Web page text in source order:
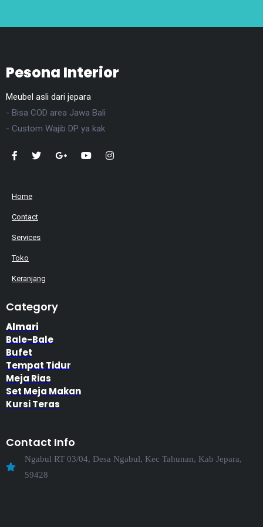
Pesona Interior
Meubel asli dari jepara
- Bisa COD area Jawa Bali
- Custom Wajib DP ya kak
Home
Contact
Services
Toko
Keranjang
Category
Almari
Bale-Bale
Bufet
Tempat Tidur
Meja Rias
Set Meja Makan
Kursi Teras
Contact Info
Ngabul RT 03/04, Desa Ngabul, Kec Tahunan, Kab Jepara,
59428